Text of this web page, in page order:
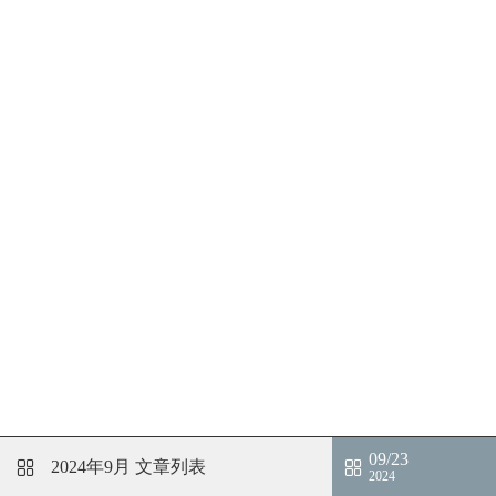
2024年9月 文章列表 09/23
2024